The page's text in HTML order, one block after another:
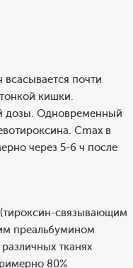
почти
кишки.
дозы. Одновременный
Cmax в
через 5-6 ч после
связывающим
преальбумином
тканях
80%